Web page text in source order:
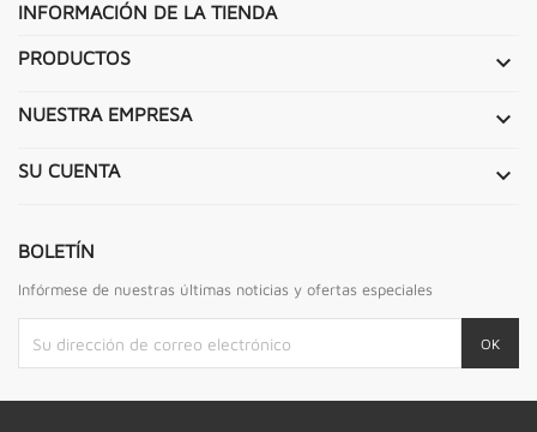
INFORMACIÓN DE LA TIENDA
PRODUCTOS 
NUESTRA EMPRESA 
SU CUENTA 
BOLETÍN
Infórmese de nuestras últimas noticias y ofertas especiales